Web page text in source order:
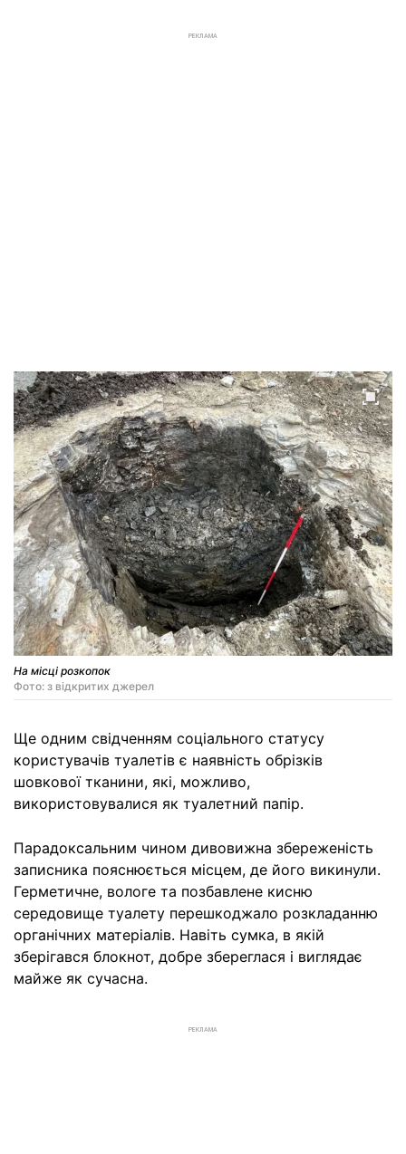
РЕКЛАМА
На місці розкопок
Фото: з відкритих джерел
Ще одним свідченням соціального статусу
користувачів туалетів є наявність обрізків
шовкової тканини, які, можливо,
використовувалися як туалетний папір.
Парадоксальним чином дивовижна збереженість
записника пояснюється місцем, де його викинули.
Герметичне, вологе та позбавлене кисню
середовище туалету перешкоджало розкладанню
органічних матеріалів. Навіть сумка, в якій
зберігався блокнот, добре збереглася і виглядає
майже як сучасна.
РЕКЛАМА